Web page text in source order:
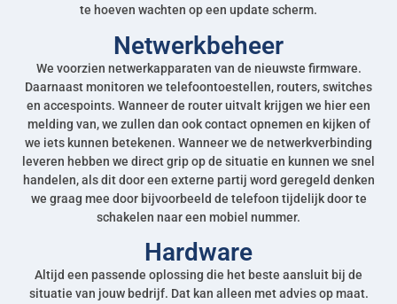
te hoeven wachten op een update scherm.
Netwerkbeheer
We voorzien netwerkapparaten van de nieuwste firmware.
Daarnaast monitoren we telefoontoestellen, routers, switches
en accespoints. Wanneer de router uitvalt krijgen we hier een
melding van, we zullen dan ook contact opnemen en kijken of
we iets kunnen betekenen. Wanneer we de netwerkverbinding
leveren hebben we direct grip op de situatie en kunnen we snel
handelen, als dit door een externe partij word geregeld denken
we graag mee door bijvoorbeeld de telefoon tijdelijk door te
schakelen naar een mobiel nummer.
Hardware
Altijd een passende oplossing die het beste aansluit bij de
situatie van jouw bedrijf. Dat kan alleen met advies op maat.